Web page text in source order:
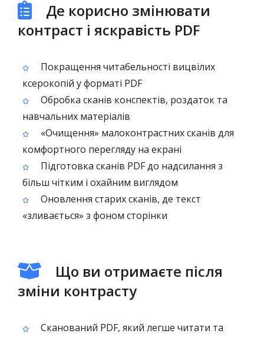
Де корисно змінювати
контраст і яскравість PDF
Покращення читабельності вицвілих
ксерокопій у форматі PDF
Обробка сканів конспектів, роздаток та
навчальних матеріалів
«Очищення» малоконтрастних сканів для
комфортного перегляду на екрані
Підготовка сканів PDF до надсилання з
більш чітким і охайним виглядом
Оновлення старих сканів, де текст
«зливається» з фоном сторінки
Що ви отримаєте після
зміни контрасту
Сканований PDF, який легше читати та